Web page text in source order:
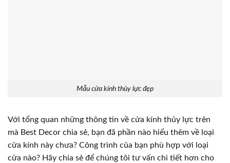
Mẫu cửa kính thủy lực đẹp
Với tổng quan những thông tin về cửa kính thủy lực trên
mà Best Decor chia sẻ, bạn đã phần nào hiểu thêm về loại
cửa kính này chưa? Công trình của bạn phù hợp với loại
cửa nào? Hãy chia sẻ để chúng tôi tư vấn chi tiết hơn cho